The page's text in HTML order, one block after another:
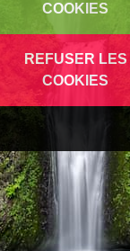
COOKIES
REFUSER LES
COOKIES